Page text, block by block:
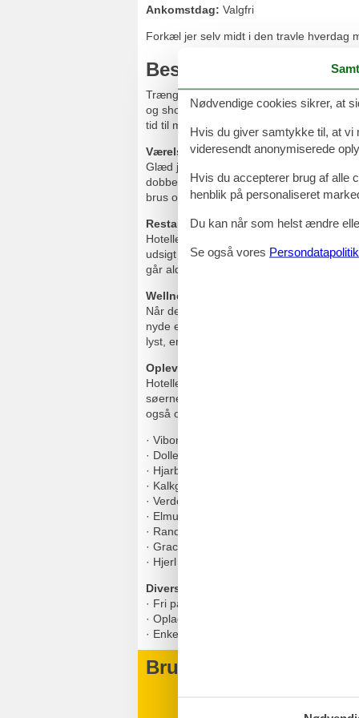
Ankomstdag: Valgfri
Forkæl jer selv midt i den travle hverdag
Beskrivelse for Golf
Trænger I til en pause fra hverdagen?
og shopping kun 5 minutter væk. Golf
tid til masser af hygge og kvalitetstid –
Værelser
Glæd jer til at slå benene op efter en
dobbeltværelser, enkeltværelser og
brus og hårtørrer.
Restaurant
Hotellets to restauranter, Restaurant
udsigt over de idylliske søer i Viborg.
går aldrig på kompromis med kvaliteten -
Wellness og fitness
Når det bliver tid til at komme ned i gear,
nyde en afslappende stund i hinandens
lyst, er
Oplevelser i nærheden
Hotellets smukke beliggenhed direkte
søerne med Viborgs stolte skib
også opleve:
· Viborg Golf Klub
· Dollerup Bakker
· Hjarbæk Ravsliberi
· Kalkgruberne i Daugbjerg og Mønsted
· Verdenskortet i Klejtrup
· Elmuseet i Tange
· Randers Regnskov
· Graceland
· Hjerl Hede
Diverse
· Fri parkering ved hotellet
· Oplader til elbiler forefindes mod betaling
· Enkeltværelse kun på forespørgsel
Brugervurderinger
Nødvendige cookies sikrer, at
Hvis du giver samtykke til, at vi
videresendt anonymiserede
Hvis du accepterer brug af alle
henblik på personaliseret
Du kan når som helst ændre
Se også vores Persondatapolitik